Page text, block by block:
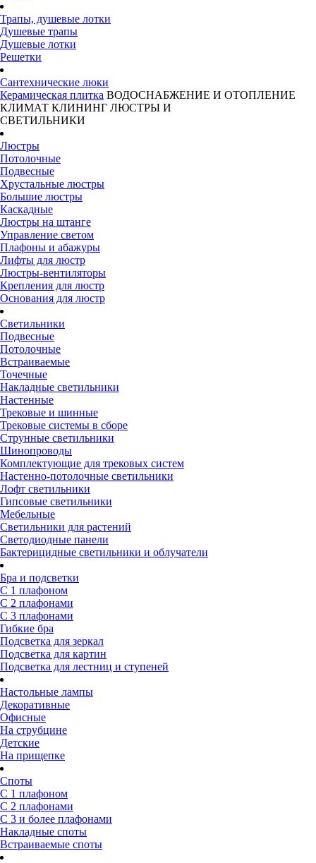
Трапы, душевые лотки
Душевые трапы
Душевые лотки
Решетки
Сантехнические люки
Керамическая плитка ВОДОСНАБЖЕНИЕ И ОТОПЛЕНИЕ
КЛИМАТ КЛИНИНГ ЛЮСТРЫ И
СВЕТИЛЬНИКИ
Люстры
Потолочные
Подвесные
Хрустальные люстры
Большие люстры
Каскадные
Люстры на штанге
Управление светом
Плафоны и абажуры
Лифты для люстр
Люстры-вентиляторы
Крепления для люстр
Основания для люстр
Светильники
Подвесные
Потолочные
Встраиваемые
Точечные
Накладные светильники
Настенные
Трековые и шинные
Трековые системы в сборе
Струнные светильники
Шинопроводы
Комплектующие для трековых систем
Настенно-потолочные светильники
Лофт светильники
Гипсовые светильники
Мебельные
Светильники для растений
Светодиодные панели
Бактерицидные светильники и облучатели
Бра и подсветки
С 1 плафоном
С 2 плафонами
С 3 плафонами
Гибкие бра
Подсветка для зеркал
Подсветка для картин
Подсветка для лестниц и ступеней
Настольные лампы
Декоративные
Офисные
На струбцине
Детские
На прищепке
Споты
С 1 плафоном
С 2 плафонами
С 3 и более плафонами
Накладные споты
Встраиваемые споты